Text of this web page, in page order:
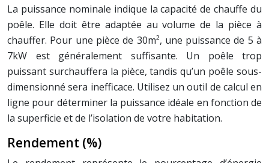
La puissance nominale indique la capacité de chauffe du
poêle. Elle doit être adaptée au volume de la pièce à
chauffer. Pour une pièce de 30m², une puissance de 5 à
7kW est généralement suffisante. Un poêle trop
puissant surchauffera la pièce, tandis qu’un poêle sous-
dimensionné sera inefficace. Utilisez un outil de calcul en
ligne pour déterminer la puissance idéale en fonction de
la superficie et de l’isolation de votre habitation.
Rendement (%)